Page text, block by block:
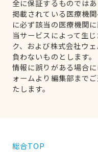
全に保証するものではあ
掲載されている医療機
に必ず該当の医療機関
当サービスによって生
ク、および株式会社ウ
負わないものとします。
情報に誤りがある場合
ォームより編集部まで
たします。
総合TOP